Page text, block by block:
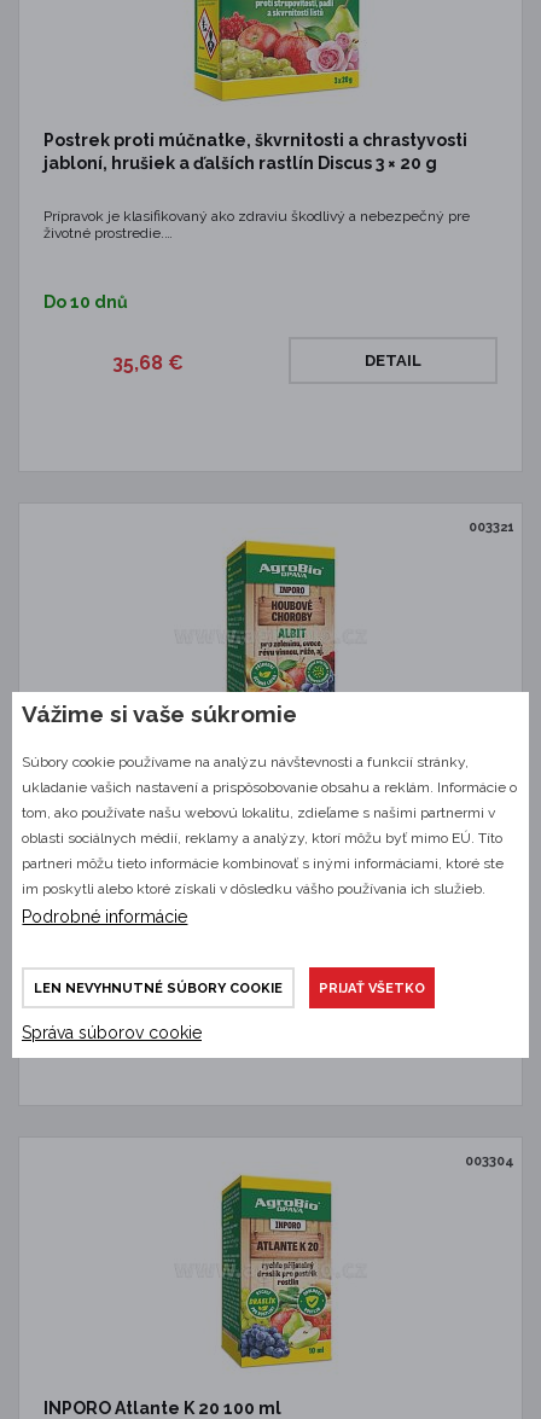
Postrek proti múčnatke, škvrnitosti a chrastyvosti
jabloní, hrušiek a ďalších rastlín Discus 3 × 20 g
Prípravok je klasifikovaný ako zdraviu škodlivý a nebezpečný pre
životné prostredie.…
Do 10 dnů
35,68 € DETAIL
003321
INPORO Albit proti plesňovým ochoreniam 20 ml
Pomocný prípravok na ochranu rastlín. Na podporu zdravotného stavu
a zvýšenie odolnosti…
12,50 € DETAIL
003304
INPORO Atlante K 20 100 ml
Vážime si vaše súkromie
Súbory cookie používame na analýzu návštevnosti a funkcií stránky,
ukladanie vašich nastavení a prispôsobovanie obsahu a reklám. Informácie o
tom, ako používate našu webovú lokalitu, zdieľame s našimi partnermi v
oblasti sociálnych médií, reklamy a analýzy, ktorí môžu byť mimo EÚ. Títo
partneri môžu tieto informácie kombinovať s inými informáciami, ktoré ste
im poskytli alebo ktoré získali v dôsledku vášho používania ich služieb.
Podrobné informácie
LEN NEVYHNUTNÉ SÚBORY COOKIE PRIJAŤ VŠETKO
Správa súborov cookie